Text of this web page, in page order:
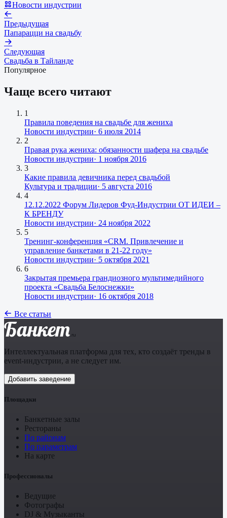
Новости индустрии
Предыдущая
Папарацци на свадьбу
Следующая
Свадьба в Тайланде
Популярное
Чаще всего читают
1
Правила поведения на свадьбе для жениха
Новости индустрии· 6 июля 2014
2
Правая рука жениха: обязанности шафера на свадьбе
Новости индустрии· 1 ноября 2016
3
Какие правила девичника перед свадьбой
Культура и традиции· 5 августа 2016
4
12.12.2022 Форум Лидеров Фуд-Индустрии ОТ ИДЕИ –
К БРЕНДУ
Новости индустрии· 24 ноября 2022
5
Тренинг-конференция «CRM. Привлечение и
управление банкетами в 21-22 году»
Новости индустрии· 5 октября 2021
6
Закрытая премьера грандиозного мультимедийного
проекта «Свадьба Белоснежки»
Новости индустрии· 16 октября 2018
Все статьи
Банкет .ru
Интеллектуальная платформа для тех, кто создаёт тренды в
event-индустрии, а не следует им.
Добавить заведение
Площадки
Банкетные залы
Рестораны
По районам
По параметрам
На карте
Профессионалы
Ведущие
Фотографы
DJ & Музыканты